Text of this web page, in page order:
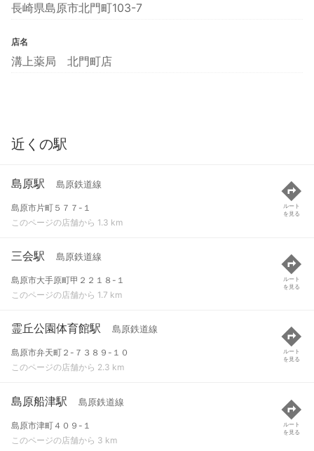
長崎県島原市北門町103-7
店名
溝上薬局 北門町店
近くの駅
島原駅 島原鉄道線
島原市片町５７７-１
このページの店舗から 1.3 km
ルート
を見る
三会駅 島原鉄道線
島原市大手原町甲２２１８-１
このページの店舗から 1.7 km
ルート
を見る
霊丘公園体育館駅 島原鉄道線
島原市弁天町２-７３８９-１０
このページの店舗から 2.3 km
ルート
を見る
島原船津駅 島原鉄道線
島原市津町４０９-１
このページの店舗から 3 km
ルート
を見る